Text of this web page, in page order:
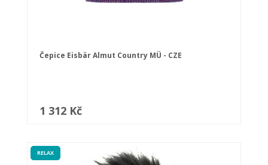
Čepice Eisbär Almut Country MÜ - CZE
1 312 Kč
RELAX